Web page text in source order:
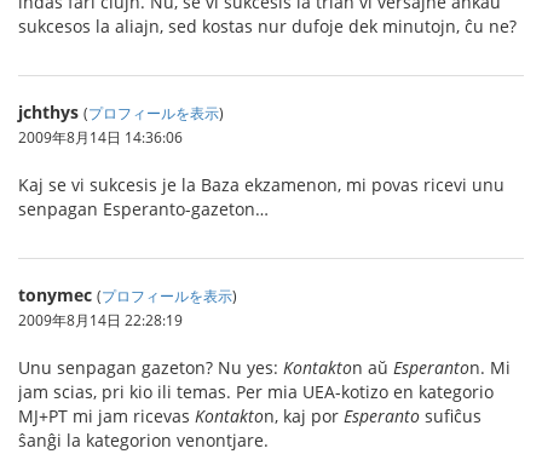
sukcesos la aliajn, sed kostas nur dufoje dek minutojn, ĉu ne?
jchthys (プロフィールを表示)
2009年8月14日 14:36:06
Kaj se vi sukcesis je la Baza ekzamenon, mi povas ricevi unu
senpagan Esperanto-gazeton…
tonymec (プロフィールを表示)
2009年8月14日 22:28:19
Unu senpagan gazeton? Nu yes: Kontakton aŭ Esperanton. Mi
jam scias, pri kio ili temas. Per mia UEA-kotizo en kategorio
MJ+PT mi jam ricevas Kontakton, kaj por Esperanto sufiĉus
ŝanĝi la kategorion venontjare.